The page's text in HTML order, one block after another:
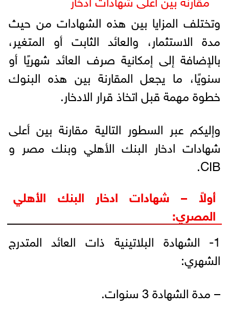
وتختلف المزايا بين هذه الشهادات من حيث
مدة الاستثمار، والعائد الثابت أو المتغير،
بالإضافة إلى إمكانية صرف العائد شهريًا أو
سنويًا، ما يجعل المقارنة بين هذه البنوك
خطوة مهمة قبل اتخاذ قرار الادخار.
وإليكم عبر السطور التالية مقارنة بين أعلى
شهادات ادخار البنك الأهلي وبنك مصر و
CIB.
أولاً – شهادات ادخار البنك الأهلي
المصري:
1- الشهادة البلاتينية ذات العائد المتدرج
الشهري:
– مدة الشهادة 3 سنوات.